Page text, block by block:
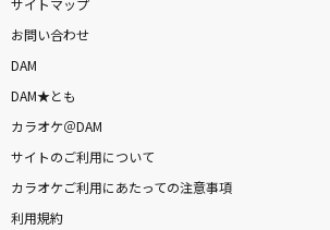
サイトマップ
お問い合わせ
DAM
DAM★とも
カラオケ＠DAM
サイトのご利用について
カラオケご利用にあたっての注意事項
利用規約